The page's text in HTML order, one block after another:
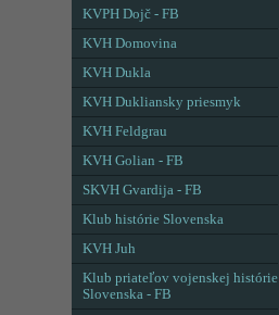
KVPH Dojč - FB
KVH Domovina
KVH Dukla
KVH Dukliansky priesmyk
KVH Feldgrau
KVH Golian - FB
SKVH Gvardija - FB
Klub histórie Slovenska
KVH Juh
Klub priateľov vojenskej histórie
Slovenska - FB